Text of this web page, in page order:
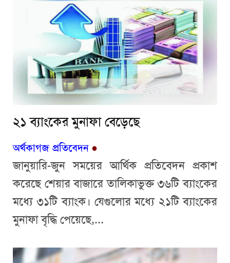
২১ ব্যাংকের মুনাফা বেড়েছে
অর্থকাগজ প্রতিবেদন ●
জানুয়ারি-জুন সময়ের আর্থিক প্রতিবেদন প্রকাশ
করেছে শেয়ার বাজারে তালিকাভুক্ত ৩৬টি ব্যাংকের
মধ্যে ৩১টি ব্যাংক। যেগুলোর মধ্যে ২১টি ব্যাংকের
মুনাফা বৃদ্ধি পেয়েছে,...